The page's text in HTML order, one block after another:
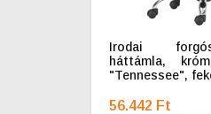
Irodai
háttámla,
"Tennessee",
56.442 Ft